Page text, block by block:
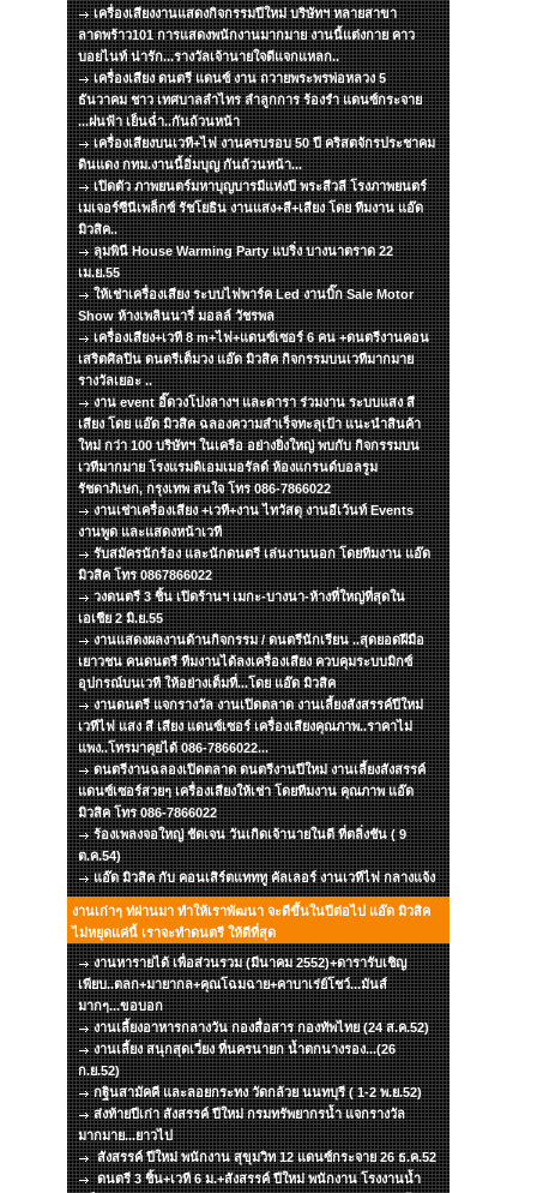
เครื่องเสียงงานแสดงกิจกรรมปีใหม่ บริษัทฯ หลายสาขา
ลาดพร้าว101 การแสดงพนักงานมากมาย งานนี้แต่งกาย คาว
บอยไนท์ น่ารัก...รางวัลเจ้านายใจดีแจกแหลก..
เครื่องเสียง ดนตรี แดนซ์ งาน ถวายพระพรพ่อหลวง 5
ธันวาคม ชาว เทศบาลลำไทร ลำลูกการ ร้องรำ แดนซ์กระจาย
...ฝนฟ้า เย็นฉ่ำ..กันถ้วนหน้า
เครื่องเสียงบนเวที+ไฟ งานครบรอบ 50 ปี คริสตจักรประชาคม
ดินแดง กทม.งานนี้อิ่มบุญ กันถ้วนหน้า...
เปิดตัว ภาพยนตร์มหาบุญบารมีแห่งปี พระสีวลี โรงภาพยนตร์
เมเจอร์ซีนีเพล็กซ์ รัชโยธิน งานแสง+สี+เสียง โดย ทีมงาน แอ๊ด
มิวสิค..
ลุมพินี House Warming Party แบริ่ง บางนาตราด 22
เม.ย.55
ให้เช่าเครื่องเสียง ระบบไฟพาร์ค Led งานบิ๊ก Sale Motor
Show ห้างเพลินนารี่ มอลล์ วัชรพล
เครื่องเสียง+เวที 8 m+ไฟ+แดนซ์เซอร์ 6 คน +ดนตรีงานคอน
เสริตศิลปิน ดนตรีเต็มวง แอ๊ด มิวสิค กิจกรรมบนเวทีมากมาย
รางวัลเยอะ ..
งาน event อิ๊ดวงโปงลางฯ และดารา ร่วมงาน ระบบแสง สี
เสียง โดย แอ๊ด มิวสิค ฉลองความสำเร็จทะลุเป้า แนะนำสินค้า
ใหม่ กว่า 100 บริษัทฯ ในเครือ อย่างยิ่งใหญ่ พบกับ กิจกรรมบน
เวทีมากมาย โรงแรมดิเอมเมอรัลด์ ห้องแกรนด์บอลรูม
รัชดาภิเษก, กรุงเทพ สนใจ โทร 086-7866022
งานเช่าเครื่องเสียง +เวที+งาน ไทวัสดุ งานอีเว้นท์ Events
งานพูด และแสดงหน้าเวที
รับสมัครนักร้อง และนักดนตรี เล่นงานนอก โดยทีมงาน แอ๊ด
มิวสิค โทร 0867866022
วงดนตรี 3 ชิ้น เปิดร้านฯ เมกะ-บางนา-ห้างที่ใหญ่ที่สุดใน
เอเชีย 2 มิ.ย.55
งานแสดงผลงานด้านกิจกรรม / ดนตรีนักเรียน ..สุดยอดฝีมือ
เยาวชน คนดนตรี ทีมงานได้ลงเครื่องเสียง ควบคุมระบบมิกซ์
อุปกรณ์บนเวที ให้อย่างเต็มที่...โดย แอ๊ด มิวสิค
งานดนตรี แจกรางวัล งานเปิดตลาด งานเลี้ยงสังสรรค์ปีใหม่
เวทีไฟ แสง สี เสียง แดนซ์เซอร์ เครื่องเสียงคุณภาพ..ราคาไม่
แพง..โทรมาคุยได้ 086-7866022...
ดนตรีงานฉลองเปิดตลาด ดนตรีงานปีใหม่ งานเลี้ยงสังสรรค์
แดนซ์เซอร์สวยๆ เครื่องเสียงให้เช่า โดยทีมงาน คุณภาพ แอ๊ด
มิวสิค โทร 086-7866022
ร้องเพลงจอใหญ่ ชัดเจน วันเกิดเจ้านายในดี ที่ตลิ่งชัน ( 9
ต.ค.54)
แอ๊ด มิวสิค กับ คอนเสิร์ตแทททู คัลเลอร์ งานเวทีไฟ กลางแจ้ง
งานเก่าๆ ท่ผ่านมา ทำให้เราพัฒนา จะดีขึ้นในปีต่อไป แอ๊ด มิวสิค
ไม่หยุดแค่นี้ เราจะทำดนตรี ให้ดีที่สุด
งานหารายได้ เพื่อส่วนรวม (มีนาคม 2552)+ดารารับเชิญ
เพียบ..ตลก+มายากล+คุณโฉมฉาย+คาบาเร่ย์โชว์...มันส์
มากๆ...ขอบอก
งานเลี้ยงอาหารกลางวัน กองสื่อสาร กองทัพไทย (24 ส.ค.52)
งานเลี้ยง สนุกสุดเวี่ยง ที่นครนายก น้ำตกนางรอง...(26
ก.ย.52)
กฐินสามัคคี และลอยกระทง วัดกล้วย นนทบุรี ( 1-2 พ.ย.52)
ส่งท้ายปีเก่า สังสรรค์ ปีใหม่ กรมทรัพยากรน้ำ แจกรางวัล
มากมาย...ยาวไป
สังสรรค์ ปีใหม่ พนักงาน สุขุมวิท 12 แดนซ์กระจาย 26 ธ.ค.52
ดนตรี 3 ชิ้น+เวที 6 ม.+สังสรรค์ ปีใหม่ พนักงาน โรงงานน้ำ